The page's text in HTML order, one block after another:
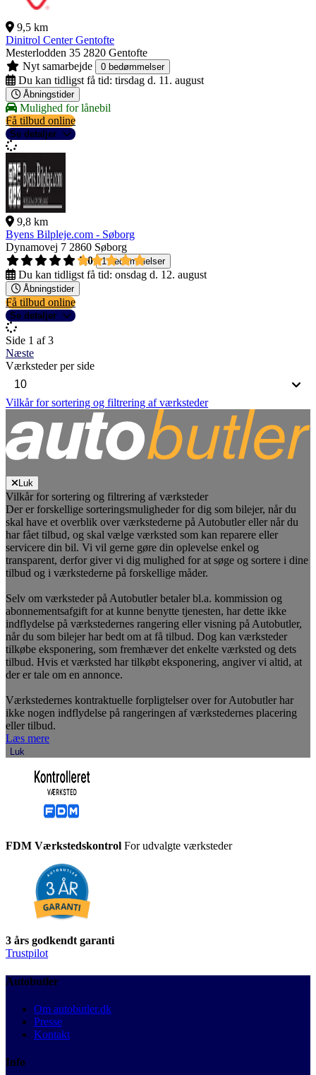
9,5 km
Dinitrol Center Gentofte
Mesterlodden 35 2820 Gentofte
Nyt samarbejde
0 bedømmelser
Du kan tidligst få tid: tirsdag d. 11. august
Åbningstider
Mulighed for lånebil
Få tilbud online
Se detaljer
9,8 km
Byens Bilpleje.com - Søborg
Dynamovej 7 2860 Søborg
5,0
1 bedømmelser
Du kan tidligst få tid: onsdag d. 12. august
Åbningstider
Få tilbud online
Se detaljer
Side 1 af 3
Næste
Værksteder per side
Vilkår for sortering og filtrering af værksteder
Luk
Vilkår for sortering og filtrering af værksteder
Der er forskellige sorteringsmuligheder for dig som bilejer, når du
skal have et overblik over værkstederne på Autobutler eller når du
har fået tilbud, og skal vælge værksted som kan reparere eller
servicere din bil. Vi vil gerne gøre din oplevelse enkel og
transparent, derfor giver vi dig mulighed for at søge og sortere i dine
tilbud og i værkstederne på forskellige måder.
Selv om værksteder på Autobutler betaler bl.a. kommission og
abonnementsafgift for at kunne benytte tjenesten, har dette ikke
indflydelse på værkstedernes rangering eller visning på Autobutler,
når du som bilejer har bedt om at få tilbud. Dog kan værksteder
tilkøbe eksponering, som fremhæver det enkelte værksted og dets
tilbud. Hvis et værksted har tilkøbt eksponering, angiver vi altid, at
der er tale om en annonce.
Værkstedernes kontraktuelle forpligtelser over for Autobutler har
ikke nogen indflydelse på rangeringen af værkstedernes placering
eller tilbud.
Læs mere
Luk
FDM Værkstedskontrol For udvalgte værksteder
3 års godkendt garanti
Trustpilot
Autobutler
Om autobutler.dk
Presse
Kontakt
Info